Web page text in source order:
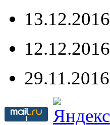
13.12.2016
12.12.2016
29.11.2016